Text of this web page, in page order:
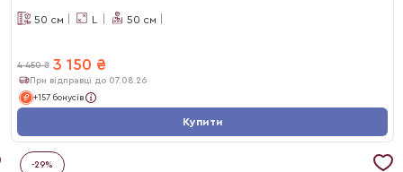
50 см L 50 см
4 450 ₴ 3 150 ₴
При відправці до 07.08.26
+157 бонусів
Купити
-29%